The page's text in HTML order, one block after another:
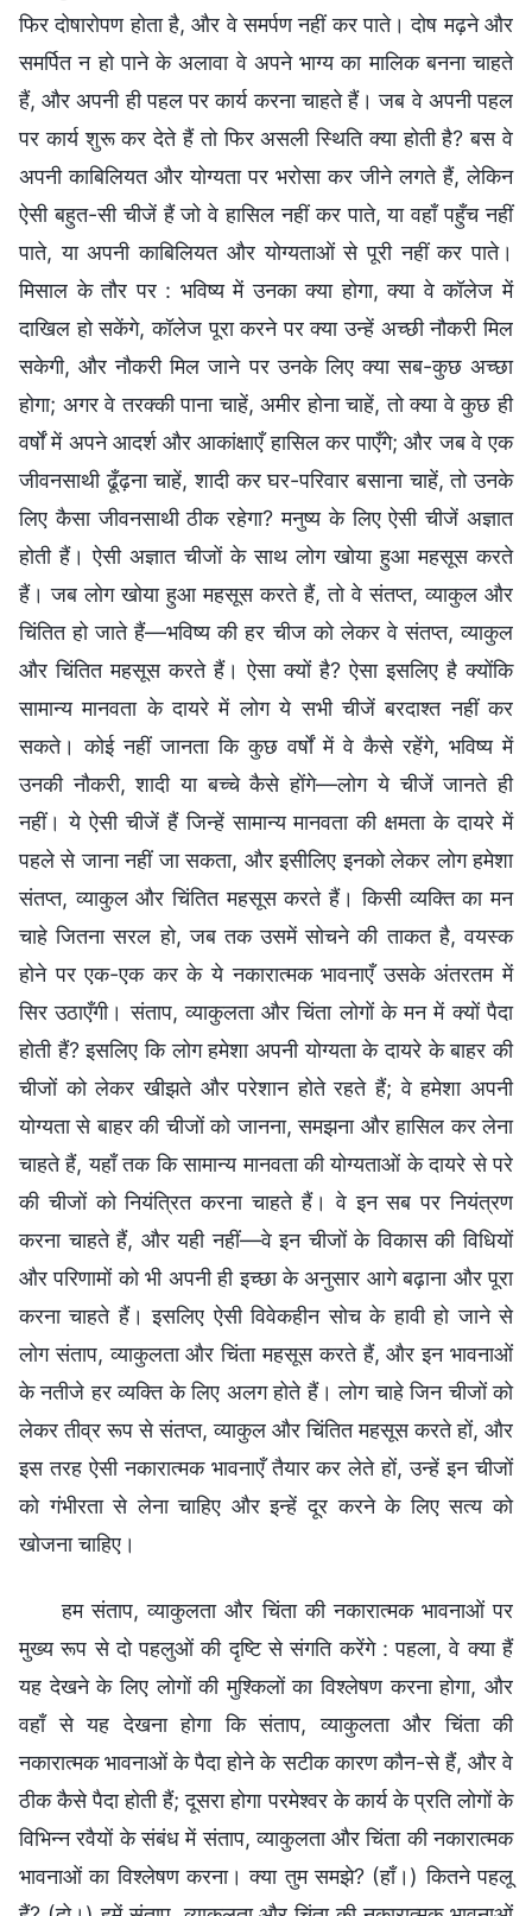
फिर दोषारोपण होता है, और वे समर्पण नहीं कर पाते। दोष मढ़ने और
समर्पित न हो पाने के अलावा वे अपने भाग्य का मालिक बनना चाहते
हैं, और अपनी ही पहल पर कार्य करना चाहते हैं। जब वे अपनी पहल
पर कार्य शुरू कर देते हैं तो फिर असली स्थिति क्या होती है? बस वे
अपनी काबिलियत और योग्यता पर भरोसा कर जीने लगते हैं, लेकिन
ऐसी बहुत-सी चीजें हैं जो वे हासिल नहीं कर पाते, या वहाँ पहुँच नहीं
पाते, या अपनी काबिलियत और योग्यताओं से पूरी नहीं कर पाते।
मिसाल के तौर पर : भविष्य में उनका क्या होगा, क्या वे कॉलेज में
दाखिल हो सकेंगे, कॉलेज पूरा करने पर क्या उन्हें अच्छी नौकरी मिल
सकेगी, और नौकरी मिल जाने पर उनके लिए क्या सब-कुछ अच्छा
होगा; अगर वे तरक्की पाना चाहें, अमीर होना चाहें, तो क्या वे कुछ ही
वर्षों में अपने आदर्श और आकांक्षाएँ हासिल कर पाएँगे; और जब वे एक
जीवनसाथी ढूँढ़ना चाहें, शादी कर घर-परिवार बसाना चाहें, तो उनके
लिए कैसा जीवनसाथी ठीक रहेगा? मनुष्य के लिए ऐसी चीजें अज्ञात
होती हैं। ऐसी अज्ञात चीजों के साथ लोग खोया हुआ महसूस करते
हैं। जब लोग खोया हुआ महसूस करते हैं, तो वे संतप्त, व्याकुल और
चिंतित हो जाते हैं—भविष्य की हर चीज को लेकर वे संतप्त, व्याकुल
और चिंतित महसूस करते हैं। ऐसा क्यों है? ऐसा इसलिए है क्योंकि
सामान्य मानवता के दायरे में लोग ये सभी चीजें बरदाश्त नहीं कर
सकते। कोई नहीं जानता कि कुछ वर्षों में वे कैसे रहेंगे, भविष्य में
उनकी नौकरी, शादी या बच्चे कैसे होंगे—लोग ये चीजें जानते ही
नहीं। ये ऐसी चीजें हैं जिन्हें सामान्य मानवता की क्षमता के दायरे में
पहले से जाना नहीं जा सकता, और इसीलिए इनको लेकर लोग हमेशा
संतप्त, व्याकुल और चिंतित महसूस करते हैं। किसी व्यक्ति का मन
चाहे जितना सरल हो, जब तक उसमें सोचने की ताकत है, वयस्क
होने पर एक-एक कर के ये नकारात्मक भावनाएँ उसके अंतरतम में
सिर उठाएँगी। संताप, व्याकुलता और चिंता लोगों के मन में क्यों पैदा
होती हैं? इसलिए कि लोग हमेशा अपनी योग्यता के दायरे के बाहर की
चीजों को लेकर खीझते और परेशान होते रहते हैं; वे हमेशा अपनी
योग्यता से बाहर की चीजों को जानना, समझना और हासिल कर लेना
चाहते हैं, यहाँ तक कि सामान्य मानवता की योग्यताओं के दायरे से परे
की चीजों को नियंत्रित करना चाहते हैं। वे इन सब पर नियंत्रण
करना चाहते हैं, और यही नहीं—वे इन चीजों के विकास की विधियों
और परिणामों को भी अपनी ही इच्छा के अनुसार आगे बढ़ाना और पूरा
करना चाहते हैं। इसलिए ऐसी विवेकहीन सोच के हावी हो जाने से
लोग संताप, व्याकुलता और चिंता महसूस करते हैं, और इन भावनाओं
के नतीजे हर व्यक्ति के लिए अलग होते हैं। लोग चाहे जिन चीजों को
लेकर तीव्र रूप से संतप्त, व्याकुल और चिंतित महसूस करते हों, और
इस तरह ऐसी नकारात्मक भावनाएँ तैयार कर लेते हों, उन्हें इन चीजों
को गंभीरता से लेना चाहिए और इन्हें दूर करने के लिए सत्य को
खोजना चाहिए।
हम संताप, व्याकुलता और चिंता की नकारात्मक भावनाओं पर
मुख्य रूप से दो पहलुओं की दृष्टि से संगति करेंगे : पहला, वे क्या हैं
यह देखने के लिए लोगों की मुश्किलों का विश्लेषण करना होगा, और
वहाँ से यह देखना होगा कि संताप, व्याकुलता और चिंता की
नकारात्मक भावनाओं के पैदा होने के सटीक कारण कौन-से हैं, और वे
ठीक कैसे पैदा होती हैं; दूसरा होगा परमेश्वर के कार्य के प्रति लोगों के
विभिन्न रवैयों के संबंध में संताप, व्याकुलता और चिंता की नकारात्मक
भावनाओं का विश्लेषण करना। क्या तुम समझे? (हाँ।) कितने पहलू